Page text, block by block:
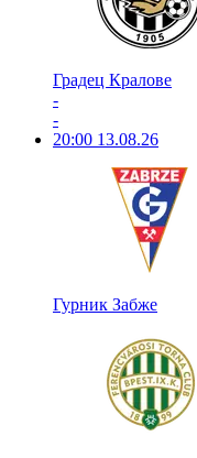
Градец Кралове
-
-
20:00 13.08.26
Гурник Забже